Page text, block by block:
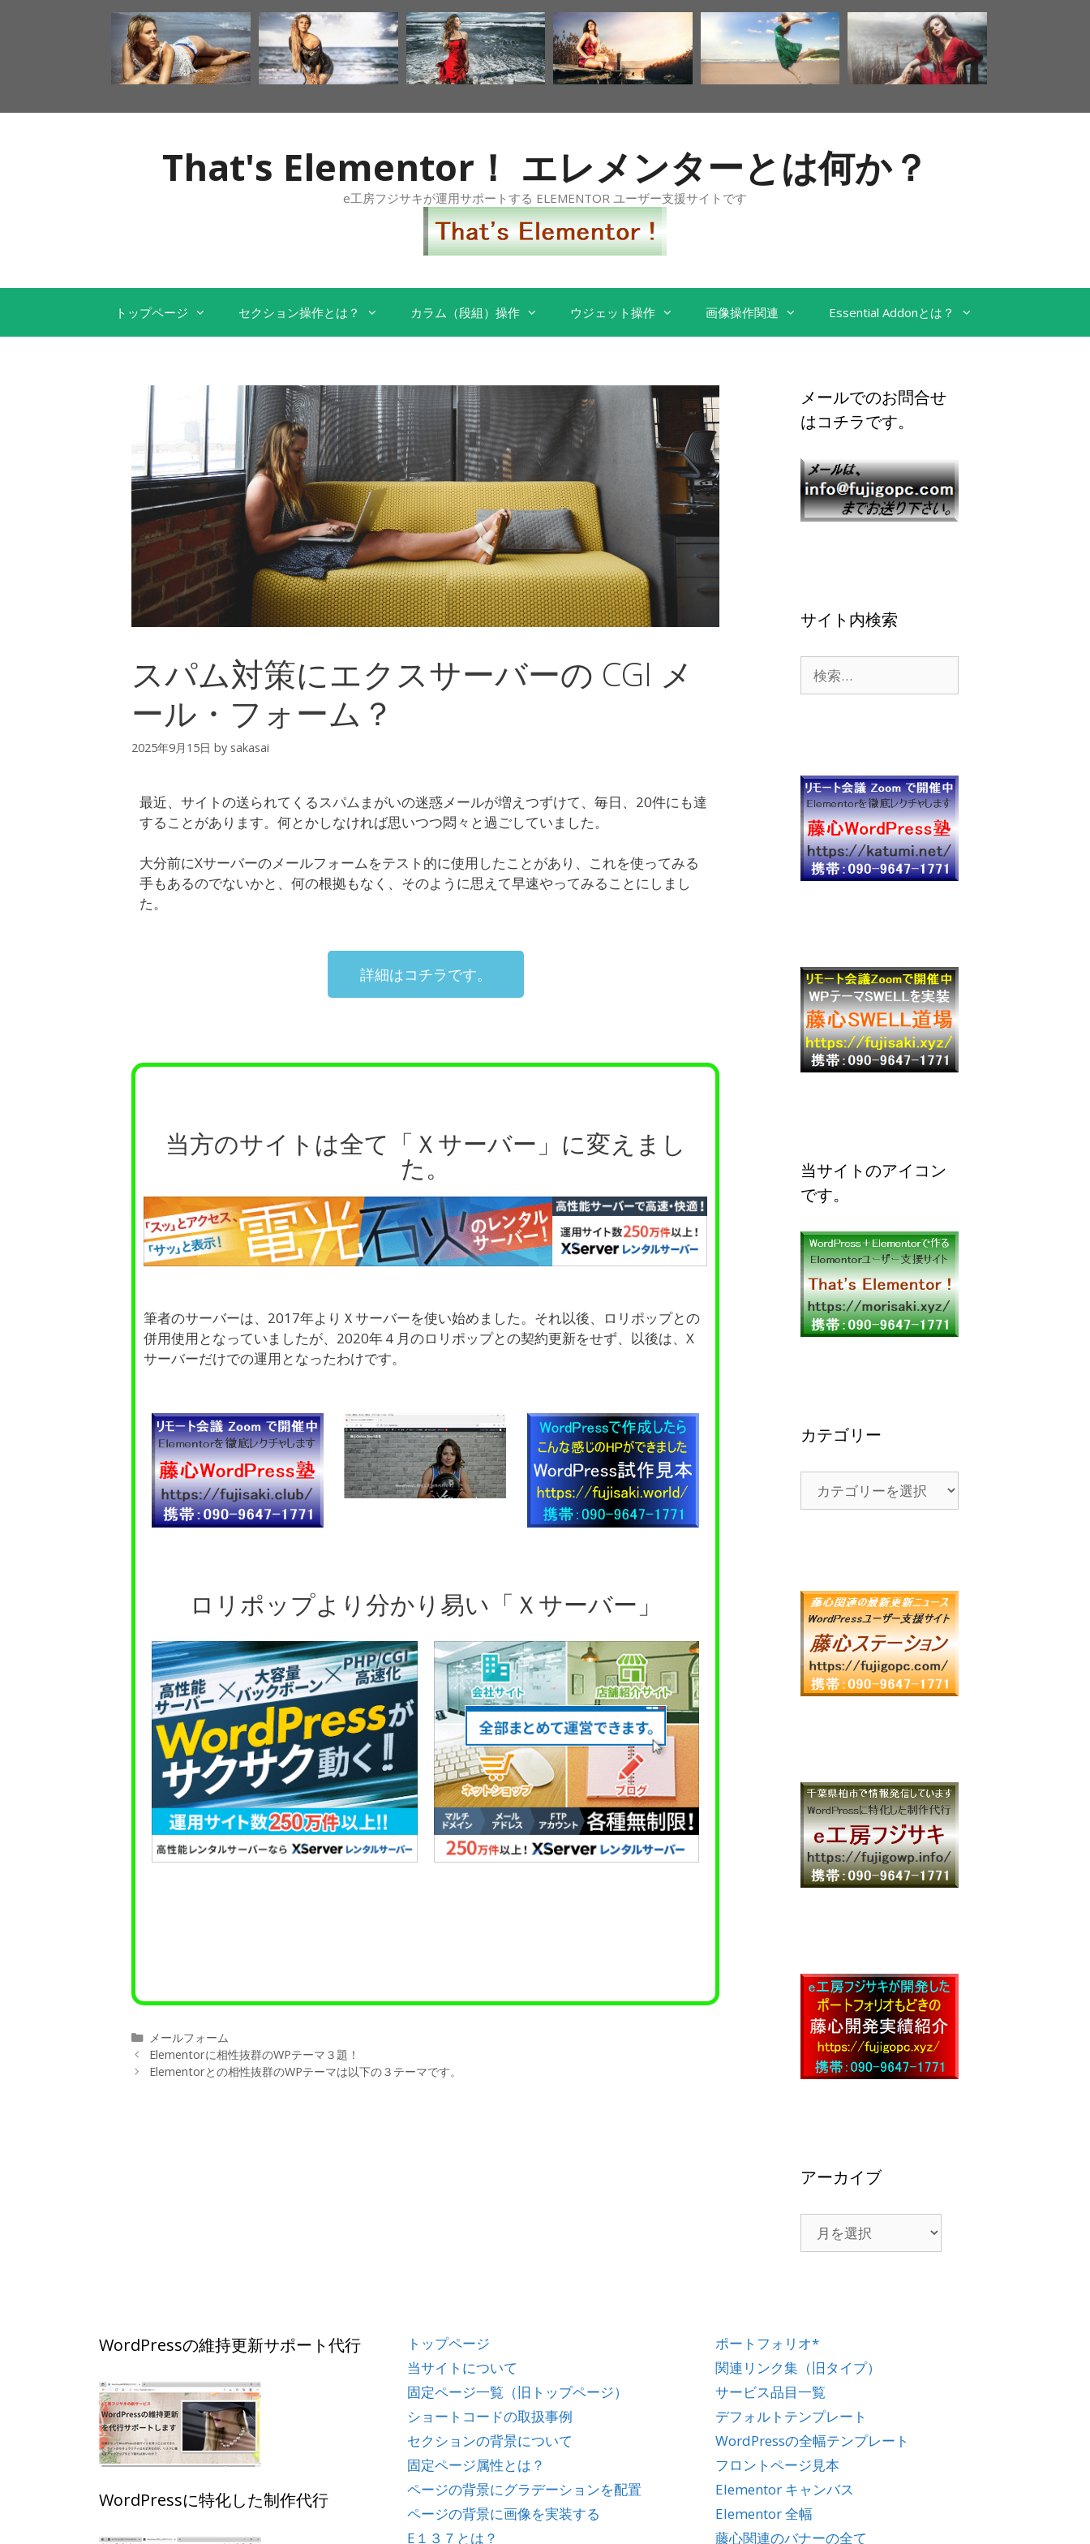
That's Elementor！ エレメンターとは何か？
e工房フジサキが運用サポートする ELEMENTOR ユーザー支援サイトです
トップページ セクション操作とは？ カラム（段組）操作 ウジェット操作 画像操作関連 Essential Addonとは？
スパム対策にエクスサーバーの CGI メ
ール・フォーム？
2025年9月15日 by sakasai
最近、サイトの送られてくるスパムまがいの迷惑メールが増えつずけて、毎日、20件にも達
することがあります。何とかしなければ思いつつ悶々と過ごしていました。
大分前にXサーバーのメールフォームをテスト的に使用したことがあり、これを使ってみる
手もあるのでないかと、何の根拠もなく、そのように思えて早速やってみることにしまし
た。
詳細はコチラです。
当方のサイトは全て「Ｘサーバー」に変えまし
た。
筆者のサーバーは、2017年よりＸサーバーを使い始めました。それ以後、ロリポップとの
併用使用となっていましたが、2020年４月のロリポップとの契約更新をせず、以後は、X
サーバーだけでの運用となったわけです。
ロリポップより分かり易い「Ｘサーバー」
メールフォーム
Elementorに相性抜群のWPテーマ３題！
Elementorとの相性抜群のWPテーマは以下の３テーマです。
メールでのお問合せ
はコチラです。
サイト内検索
当サイトのアイコン
です。
カテゴリー
アーカイブ
WordPressの維持更新サポート代行
WordPressに特化した制作代行
トップページ
当サイトについて
固定ページ一覧（旧トップページ）
ショートコードの取扱事例
セクションの背景について
固定ページ属性とは？
ページの背景にグラデーションを配置
ページの背景に画像を実装する
E１３７とは？
ポートフォリオ*
関連リンク集（旧タイプ）
サービス品目一覧
デフォルトテンプレート
WordPressの全幅テンプレート
フロントページ見本
Elementor キャンバス
Elementor 全幅
藤心関連のバナーの全て